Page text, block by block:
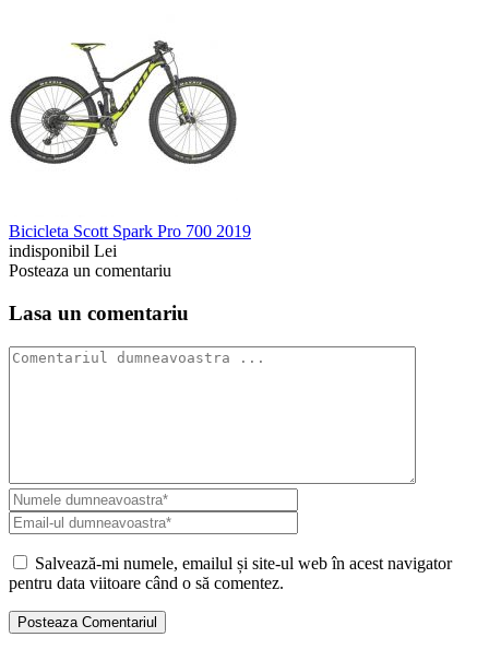
Bicicleta Scott Spark Pro 700 2019
indisponibil Lei
Posteaza un comentariu
Lasa un comentariu
Salvează-mi numele, emailul și site-ul web în acest navigator
pentru data viitoare când o să comentez.